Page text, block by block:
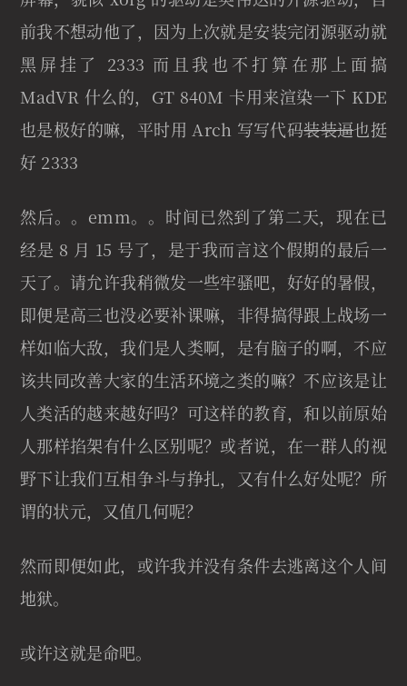
前我不想动他了，因为上次就是安装完闭源驱动就
黑屏挂了 2333 而且我也不打算在那上面搞
MadVR 什么的，GT 840M 卡用来渲染一下 KDE
也是极好的嘛，平时用 Arch 写写代码装装逼也挺
好 2333
然后。。emm。。时间已然到了第二天，现在已
经是 8 月 15 号了，是于我而言这个假期的最后一
天了。请允许我稍微发一些牢骚吧，好好的暑假，
即便是高三也没必要补课嘛，非得搞得跟上战场一
样如临大敌，我们是人类啊，是有脑子的啊，不应
该共同改善大家的生活环境之类的嘛？不应该是让
人类活的越来越好吗？可这样的教育，和以前原始
人那样掐架有什么区别呢？或者说，在一群人的视
野下让我们互相争斗与挣扎，又有什么好处呢？所
谓的状元，又值几何呢？
然而即便如此，或许我并没有条件去逃离这个人间
地狱。
或许这就是命吧。